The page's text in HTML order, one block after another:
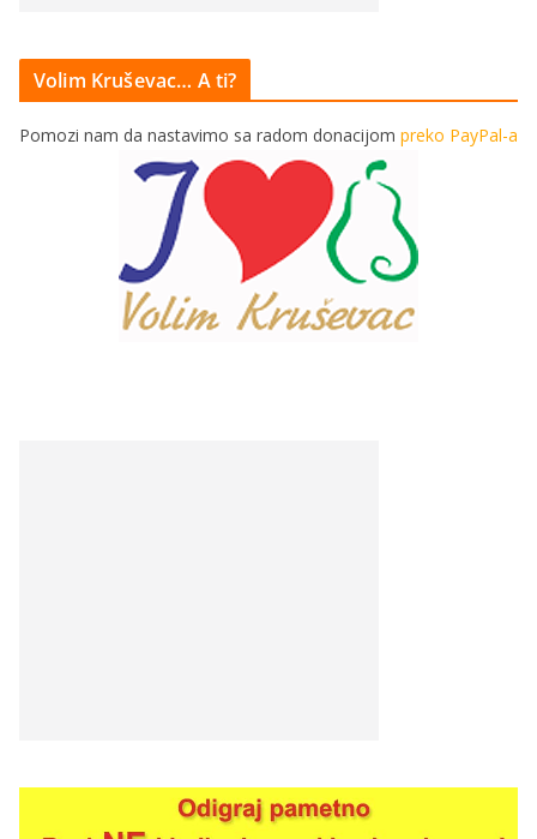
Volim Kruševac… A ti?
Pomozi nam da nastavimo sa radom donacijom preko PayPal-a